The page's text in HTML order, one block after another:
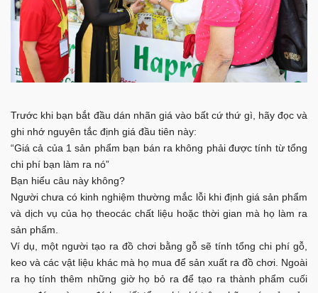
Trước khi bạn bắt đầu dán nhãn giá vào bất cứ thứ gì, hãy đọc và
ghi nhớ nguyên tắc định giá đầu tiên này:
“Giá cả của 1 sản phẩm bạn bán ra không phải được tính từ tổng
chi phí bạn làm ra nó”
Bạn hiểu câu này không?
Người chưa có kinh nghiệm thường mắc lỗi khi định giá sản phẩm
và dịch vụ của họ theocác chất liệu hoặc thời gian mà họ làm ra
sản phẩm.
Ví dụ, một người tạo ra đồ chơi bằng gỗ sẽ tính tổng chi phí gỗ,
keo và các vật liệu khác mà họ mua để sản xuất ra đồ chơi. Ngoài
ra họ tính thêm những giờ họ bỏ ra để tạo ra thành phẩm cuối